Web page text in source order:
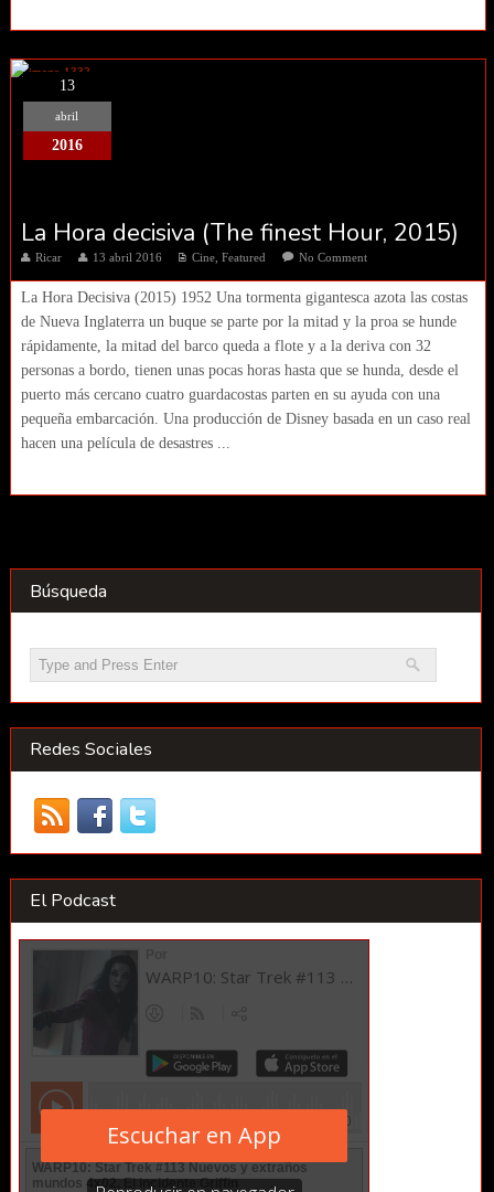
13
abril
2016
La Hora decisiva (The finest Hour, 2015)
Ricar 13 abril 2016 Cine, Featured No Comment
La Hora Decisiva (2015) 1952 Una tormenta gigantesca azota las costas
de Nueva Inglaterra un buque se parte por la mitad y la proa se hunde
rápidamente, la mitad del barco queda a flote y a la deriva con 32
personas a bordo, tienen unas pocas horas hasta que se hunda, desde el
puerto más cercano cuatro guardacostas parten en su ayuda con una
pequeña embarcación. Una producción de Disney basada en un caso real
hacen una película de desastres ...
Búsqueda
Redes Sociales
El Podcast